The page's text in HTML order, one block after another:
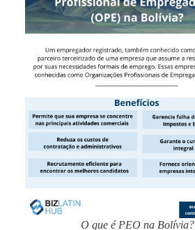
O que é PEO na Bolívia?